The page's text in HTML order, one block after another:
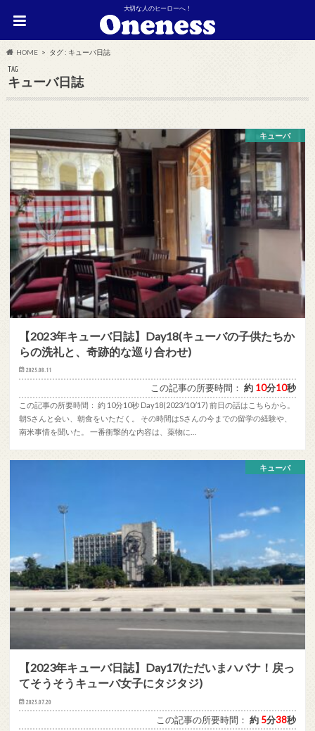
大切な人のヒーローへ！
HOME タグ : キューバ日誌
TAG
キューバ日誌
キューバ
【2023年キューバ日誌】Day18(キューバの子供たちか
らの洗礼と、奇跡的な巡り合わせ)
2025.08.11
この記事の所要時間：約 10分10秒
この記事の所要時間： 約 10分10秒 Day18(2023/10/17) 前日の話はこちらから。
朝Sさんと会い、朝食をいただく。 その時間はSさんの今までの留学の経験や、
南米事情を聞いた。 一番衝撃的な内容は、薬物に…
キューバ
【2023年キューバ日誌】Day17(ただいまハバナ！戻っ
てそうそうキューバ女子にタジタジ)
2025.07.20
この記事の所要時間：約 5分38秒